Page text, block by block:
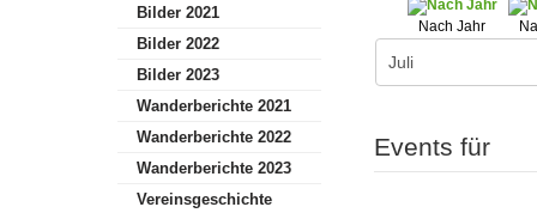
Nach Jahr
Events für
Bilder 2021
Bilder 2022
Bilder 2023
Wanderberichte 2021
Wanderberichte 2022
Wanderberichte 2023
Vereinsgeschichte